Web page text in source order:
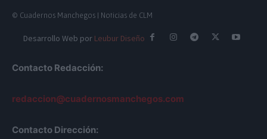
© Cuadernos Manchegos | Noticias de CLM
Desarrollo Web por Leubur Diseño
Contacto Redacción:
redaccion@cuadernosmanchegos.com
Contacto Dirección: